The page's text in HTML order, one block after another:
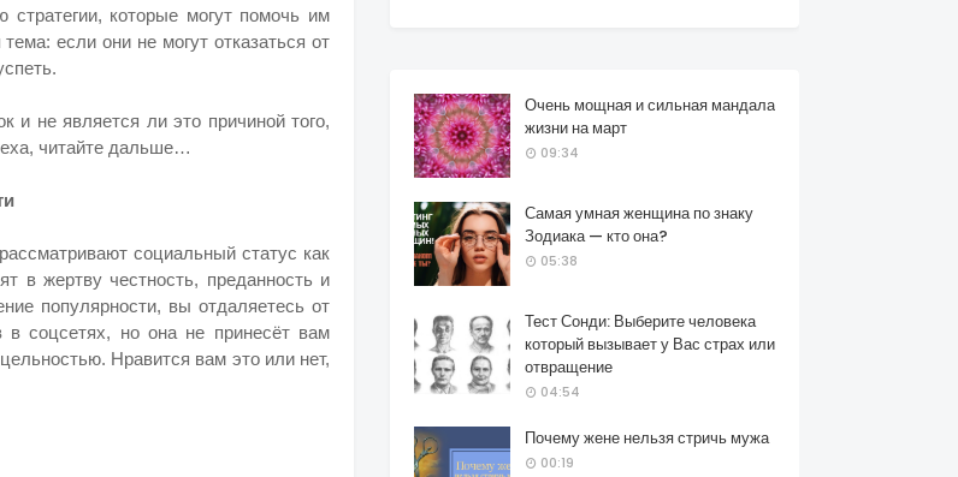
которые могут помочь им
если они не могут отказаться от
и не является ли это причиной того,
читайте дальше…
социальный статус как
в жертву честность, преданность и
популярности, вы отдаляетесь от
соцсетях, но она не принесёт вам
Нравится вам это или нет,
Очень мощная и сильная мандала
жизни на март
09:34
Самая умная женщина по знаку
Зодиака — кто она?
05:38
Тест Сонди: Выберите человека
который вызывает у Вас страх или
отвращение
04:54
Почему жене нельзя стричь мужа
00:19